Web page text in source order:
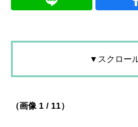
▼スクロー
（画像 1 / 11）